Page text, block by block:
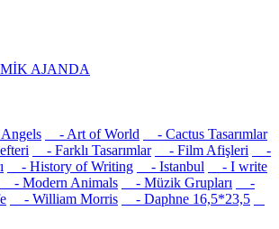
AJANDA
- Art of World
- Cactus Tasarımlar
- Farklı Tasarımlar - Film Afişleri
-
- History of Writing - Istanbul
- I write
- Modern Animals - Müzik Grupları
-
- William Morris
- Daphne 16,5*23,5